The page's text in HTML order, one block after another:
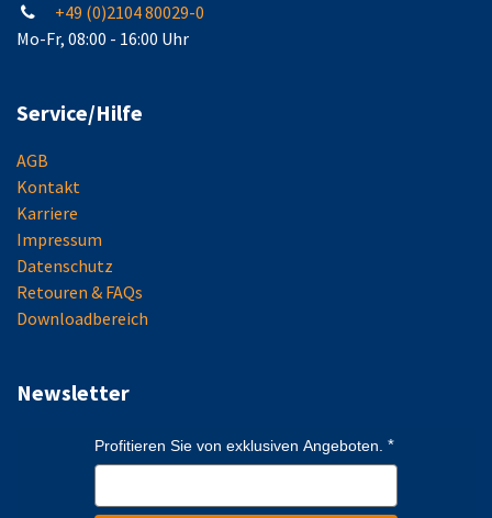
+49 (0)2104 80029-0
Mo-Fr, 08:00 - 16:00 Uhr
Service/Hilfe
AGB
Kontakt
Karriere
Impressum
Datenschutz
Retouren & FAQs
Downloadbereich
Newsletter
Profitieren Sie von exklusiven Angeboten.